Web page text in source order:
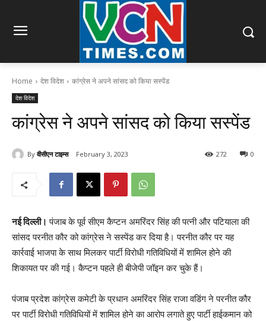
Home देश विदेश कांग्रेस ने अपने सांसद को किया सस्पेंड
देश विदेश
कांग्रेस ने अपने सांसद को किया सस्पेंड
By वीसीएन टाइम्स February 3, 2023 0
272
नई दिल्ली। पंजाब के पूर्व सीएम कैप्टन अमरिंदर सिंह की पत्नी और पटियाला की
सांसद परनीत कौर को कांग्रेस ने सस्पेंड कर दिया है। परनीत कौर पर यह
कार्रवाई भाजपा के साथ मिलकर पार्टी विरोधी गतिविधियों में शामिल होने की
शिकायत पर की गई। कैप्टन पहले ही बीजेपी जॉइन कर चुके हैं।
पंजाब प्रदेश कांग्रेस कमेटी के प्रधान अमरिंदर सिंह राजा वडिंग ने परनीत कौर
पर पार्टी विरोधी गतिविधियों में शामिल होने का आरोप लगाते हुए पार्टी हाईकमान को